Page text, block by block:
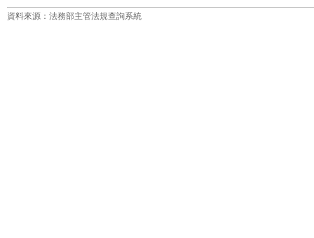
資料來源：法務部主管法規查詢系統